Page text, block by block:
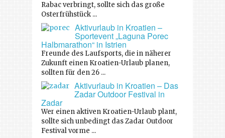
Rabac verbringt, sollte sich das große
Osterfrühstück ...
Aktivurlaub in Kroatien –
Sportevent „Laguna Porec
Halbmarathon“ in Istrien
Freunde des Laufsports, die in näherer
Zukunft einen Kroatien-Urlaub planen,
sollten für den 26 ...
Aktivurlaub in Kroatien – Das
Zadar Outdoor Festival in
Zadar
Wer einen aktiven Kroatien-Urlaub plant,
sollte sich unbedingt das Zadar Outdoor
Festival vorme ...